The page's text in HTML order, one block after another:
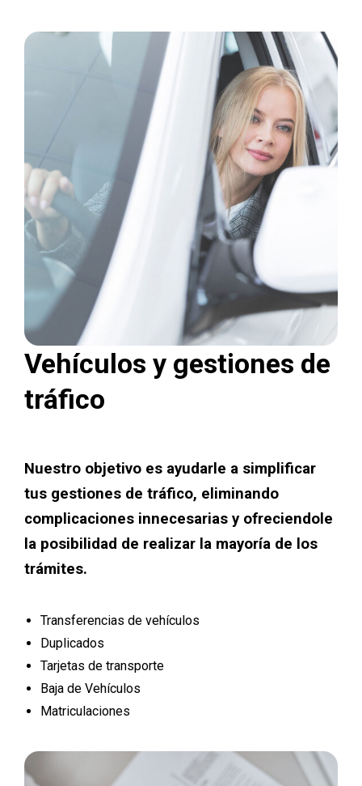
Vehículos y gestiones de
tráfico
Nuestro objetivo es ayudarle a simplificar
tus gestiones de tráfico, eliminando
complicaciones innecesarias y ofreciendole
la posibilidad de realizar la mayoría de los
trámites.
Transferencias de vehículos
Duplicados
Tarjetas de transporte
Baja de Vehículos
Matriculaciones